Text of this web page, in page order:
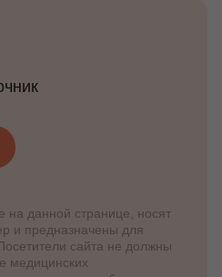
данной странице, носят
и предназначены для
сайта не должны
медицинских